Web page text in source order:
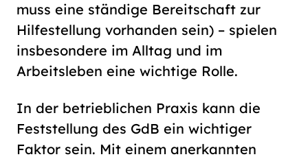
muss eine ständige Bereitschaft zur
Hilfestellung vorhanden sein) – spielen
insbesondere im Alltag und im
Arbeitsleben eine wichtige Rolle.
In der betrieblichen Praxis kann die
Feststellung des GdB ein wichtiger
Faktor sein. Mit einem anerkannten